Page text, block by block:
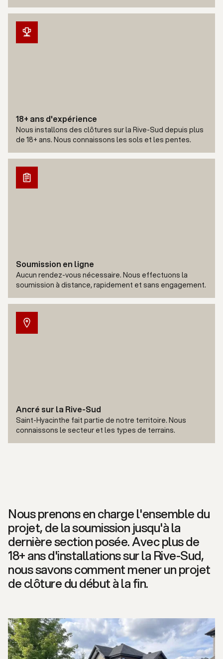
18+ ans d'expérience
Nous installons des clôtures sur la Rive-Sud depuis plus
de 18+ ans. Nous connaissons les sols et les pentes.
Soumission en ligne
Aucun rendez-vous nécessaire. Nous effectuons la
soumission à distance, rapidement et sans engagement.
Ancré sur la Rive-Sud
Saint-Hyacinthe fait partie de notre territoire. Nous
connaissons le secteur et les types de terrains.
Nous prenons en charge l'ensemble du
projet, de la soumission jusqu'à la
dernière section posée. Avec plus de
18+ ans d'installations sur la Rive-Sud,
nous savons comment mener un projet
de clôture du début à la fin.